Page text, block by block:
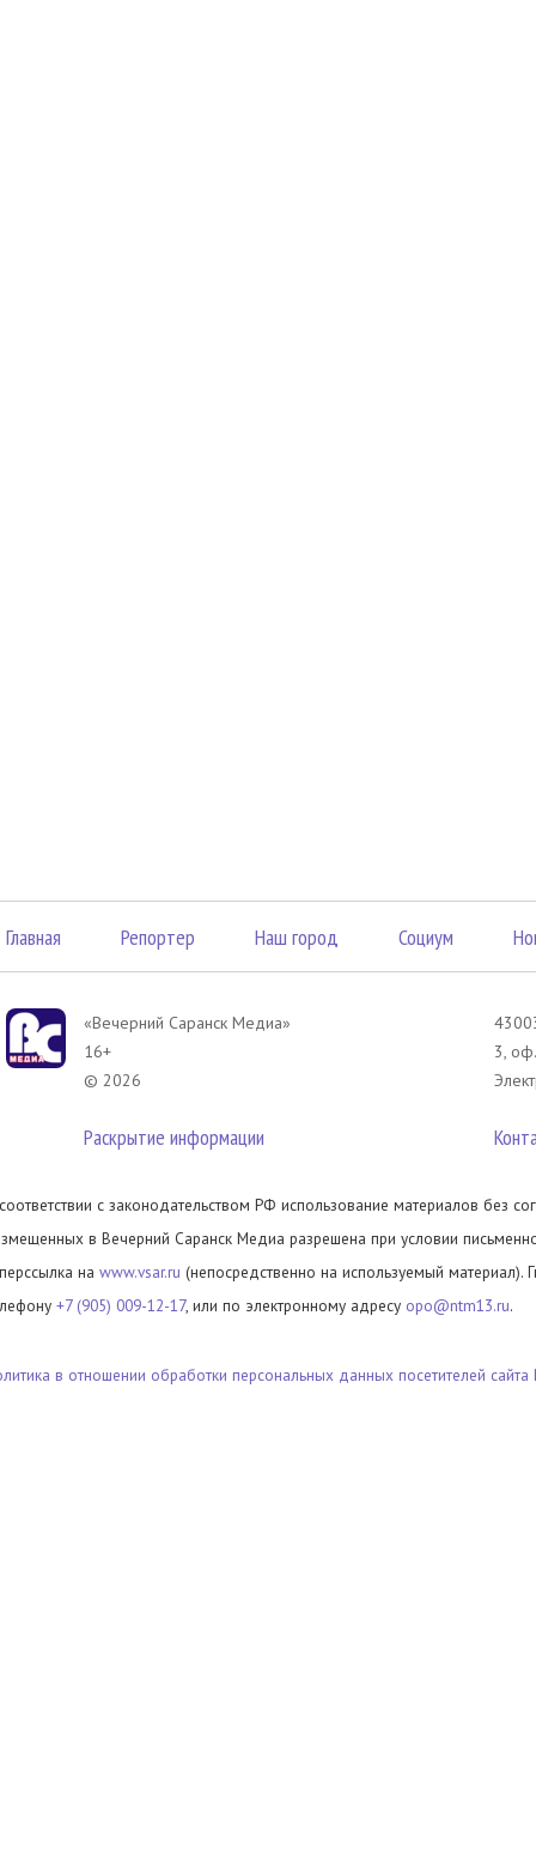
Главная Репортер Наш город Социум
«Вечерний Саранск Mедиа»
16+
© 2026
Раскрытие информации
3,
с законодательством РФ использование материалов без
в Вечерний Саранск Медиа разрешена при условии
на www.vsar.ru (непосредственно на используемый материал).
+7 (905) 009-12-17, или по электронному адресу opo@ntm13.ru.
в отношении обработки персональных данных посетителей